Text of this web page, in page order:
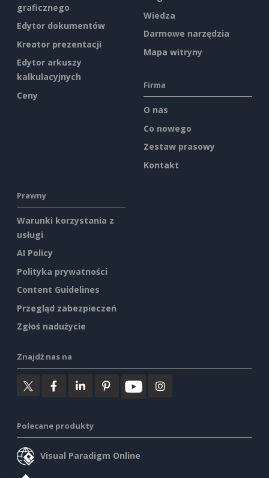
graficznego
Edytor dokumentów
Kreator prezentacji
Edytor arkuszy
kalkulacyjnych
Ceny
Wiedza
Darmowe narzędzia
Mapa witryny
Firma
O nas
Co nowego
Zestaw prasowy
Kontakt
Prawny
Warunki korzystania z
usługi
AI Policy
Polityka prywatności
Content Guidelines
Przegląd zabezpieczeń
Zgłoś nadużycie
Znajdź nas na
Polecane produkty
Visual Paradigm Online